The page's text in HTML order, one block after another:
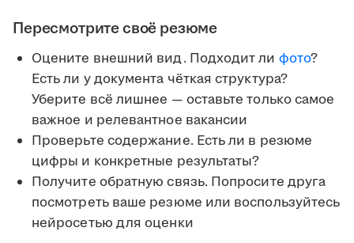
Пересмотрите своё резюме
Оцените внешний вид. Подходит ли фото?
Есть ли у документа чёткая структура?
Уберите всё лишнее — оставьте только самое
важное и релевантное вакансии
Проверьте содержание. Есть ли в резюме
цифры и конкретные результаты?
Получите обратную связь. Попросите друга
посмотреть ваше резюме или воспользуйтесь
нейросетью для оценки